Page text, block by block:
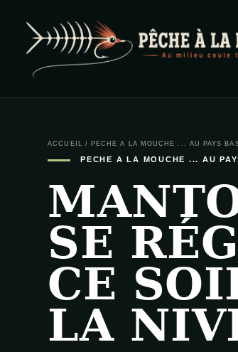
PECHE A LA
ACCUEIL / PECHE A LA MOUCHE ... AU PAYS
PECHE A LA MOUCHE ... AU
SE
CE
LA